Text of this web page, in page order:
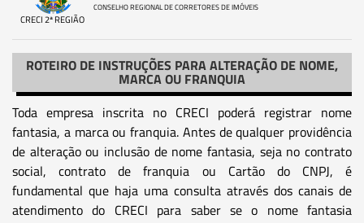
CRECI 2ª REGIÃO
CONSELHO REGIONAL DE CORRETORES DE IMÓVEIS
ROTEIRO DE INSTRUÇÕES PARA ALTERAÇÃO DE NOME,
MARCA OU FRANQUIA
Toda empresa inscrita no CRECI poderá registrar nome
fantasia, a marca ou franquia. Antes de qualquer providência
de alteração ou inclusão de nome fantasia, seja no contrato
social, contrato de franquia ou Cartão do CNPJ, é
fundamental que haja uma consulta através dos canais de
atendimento do CRECI para saber se o nome fantasia